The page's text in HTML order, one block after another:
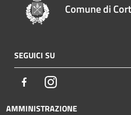
Comune di
SEGUICI SU
FacebookInstagram
AMMINISTRAZIONE